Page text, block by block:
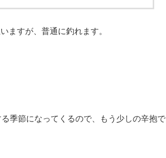
ますが、普通に釣れます。
季節になってくるので、もう少しの辛抱で